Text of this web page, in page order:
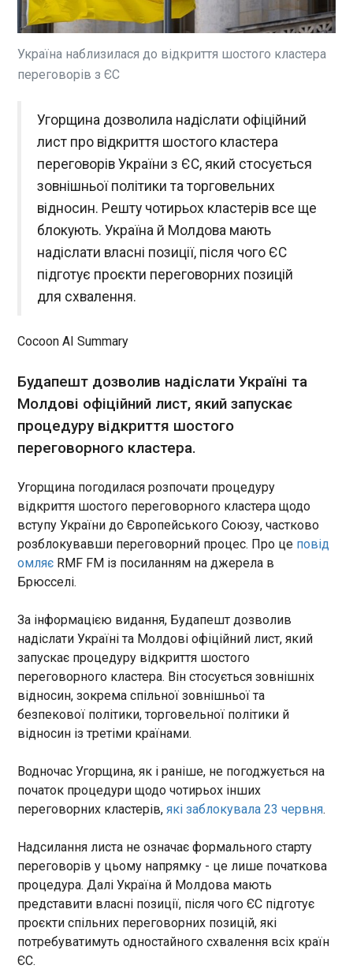
відкриття шостого переговорного кластера
щодо вступу України до Європейського Союзу,
частково розблокувавши переговорний процес.
Про це повідомляє RMF FM із посиланням на
джерела в Брюсселі.
Усик накреслює плани на бій разом із
промоушеном Zuffa Boxing
22:23:45
Колишній чемпіон світу у надважкій вазі
Олександр Усик планує приєднатися до
промоушену Zuffa Boxing. Директор команди
українського боксера Сергій Лапін зазначив, що
планується боксерське шоу під егідою цієї
промоутерської компанії, тривають переговори.
"Ми активно ведемо переговори безпосередньо
цьому етапі жодних угод ще не досягнуто. Ми
найімовірніших партнерів у питанні проведення
великого поєдинку світового масштабу.
Остаточна структура буде визначена, виходячи з
інтересу до поєдинку, побажань боксерів і
масштабу проєкту загалом", - цитує Лапіна BBC
Sport. Раніше контрактами з Zuffa Boxing
Богачук, Олександр Гвоздик, Сергій
Дерев’янченко та Владислав Сиренко. У
команді Усика говорять про Вайлдера як про
боксера на "останній танець" Новини від
Корреспондент.net в Telegram і WhatsApp.
Підписуйтеся на наші канали
https://t.me/korrespondentnet і WhatsApp
ЧИТАТЬ
Зеленський провів розмову з прем'єр-
міністром Нідерландів
ЧИТАТЬ
Україна ініціює міжнародне розслідування
замаху у Монако
22:01:36
міжнародної слідчої групи для розслідування
замаху на вбивство трьох членів однієї родини,
серед яких дитина, у Князівстві Монако. За
даними слідства, 29 червня біля житлового
будинку в Монако спрацював вибуховий
пристрій. Унаслідок вибуху постраждали троє
членів однієї родини, їх госпіталізували.
ЧИТАТЬ
Вірменія обмежить право голосу для
21:55:00
Парламент Вірменії
затвердив масштабні зміни
які фактично забороняють
більшості громадян, що
проживають за кордоном,
брати участь у
загальнонаціональних
виборах. Це рішення
ухвалили менш ніж за місяць
ЧИТАТЬ
Динамо напередодні єврокубкових матчів
виграло спаринг в Австрії
21:39:13
Україна наблизилася до відкриття шостого кластера
переговорів з ЄС
Угорщина дозволила надіслати офіційний
лист про відкриття шостого кластера
переговорів України з ЄС, який стосується
зовнішньої політики та торговельних
відносин. Решту чотирьох кластерів все ще
блокують. Україна й Молдова мають
надіслати власні позиції, після чого ЄС
підготує проєкти переговорних позицій
для схвалення.
Cocoon AI Summary
Будапешт дозволив надіслати Україні та
Молдові офіційний лист, який запускає
процедуру відкриття шостого
переговорного кластера.
Угорщина погодилася розпочати процедуру
відкриття шостого переговорного кластера щодо
вступу України до Європейського Союзу, частково
розблокувавши переговорний процес. Про це повід
омляє RMF FM із посиланням на джерела в
Брюсселі.
За інформацією видання, Будапешт дозволив
надіслати Україні та Молдові офіційний лист, який
запускає процедуру відкриття шостого
переговорного кластера. Він стосується зовнішніх
відносин, зокрема спільної зовнішньої та
безпекової політики, торговельної політики й
відносин із третіми країнами.
Водночас Угорщина, як і раніше, не погоджується на
початок процедури щодо чотирьох інших
переговорних кластерів,які заблокувала 23 червня.
Надсилання листа не означає формального старту
переговорів у цьому напрямку - це лише початкова
процедура. Далі Україна й Молдова мають
представити власні позиції, після чого ЄС підготує
проєкти спільних переговорних позицій, які
потребуватимуть одностайного схвалення всіх країн
ЄС.